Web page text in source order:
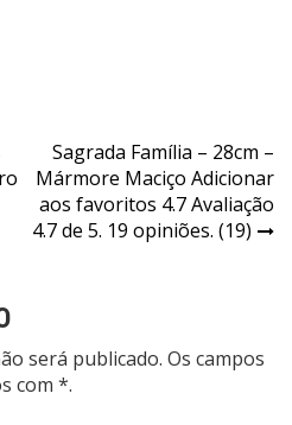
Sagrada Família – 28cm –
Mármore Maciço Adicionar
aos favoritos 4.7 Avaliação
4.7 de 5. 19 opiniões. (19)
será publicado. Os campos
com *.